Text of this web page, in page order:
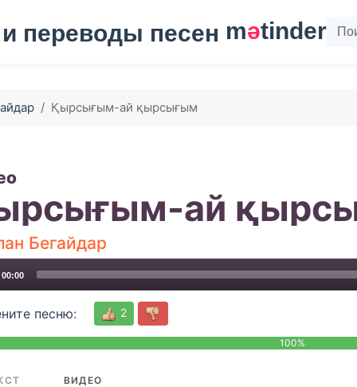
mәtinder
Қырсығым-ай қырсығым
ай
Бегайдар
00:00
песню: 2
100%
ВИДЕО